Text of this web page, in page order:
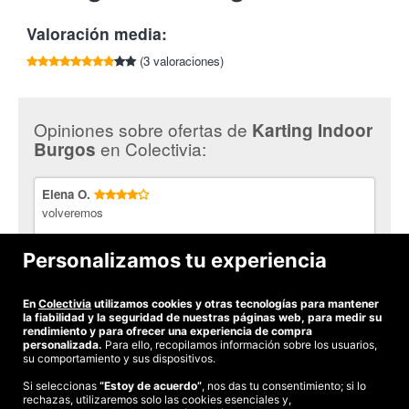
pista tiene 430 metros de cuerda con un puente y un túnel
simulado, además de focos para poder ser utilizada durante la
noche y un sistema de cronometraje electrónico.
¡Disfruta de la velocidad!
Valoración media:
(3 valoraciones)
Opiniones sobre ofertas de Karting Indoor
Burgos en Colectivia:
Elena O.
volveremos
Eloísa S.
mi hijo.
©2026 Colectivia
Personalizamos tu experiencia
En Colectivia utilizamos cookies y otras tecnologías para mantener
la fiabilidad y la seguridad de nuestras páginas web, para medir su
rendimiento y para ofrecer una experiencia de compra
personalizada. Para ello, recopilamos información sobre los usuarios,
su comportamiento y sus dispositivos.
Si seleccionas “Estoy de acuerdo”, nos das tu consentimiento; si lo
rechazas, utilizaremos solo las cookies esenciales y,